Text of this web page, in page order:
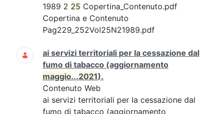
1989 2 25 Copertina_Contenuto.pdf
Copertina e Contenuto
Pag229_252Vol25N21989.pdf
ai servizi territoriali per la cessazione dal
fumo di tabacco (aggiornamento
maggio...2021).
Contenuto Web
ai servizi territoriali per la cessazione dal
fumo di tabacco (aggiornamento